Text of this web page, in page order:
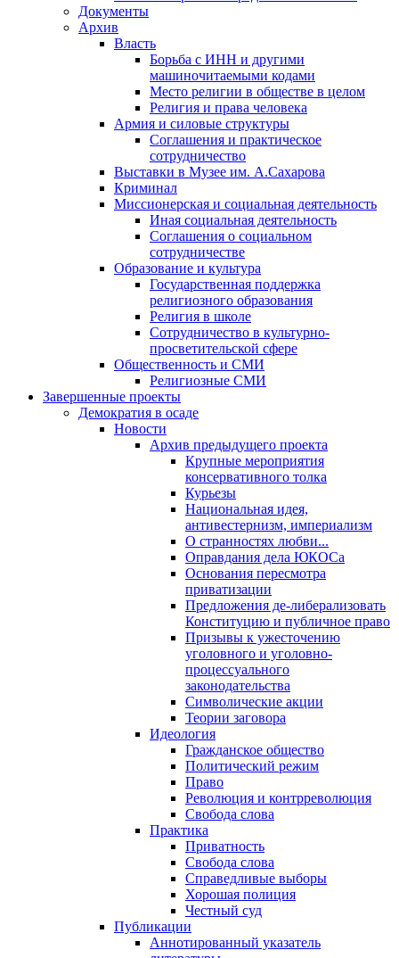
Документы
Архив
Власть
Борьба с ИНН и другими
машиночитаемыми кодами
Место религии в обществе в целом
Религия и права человека
Армия и силовые структуры
Соглашения и практическое
сотрудничество
Выставки в Музее им. А.Сахарова
Криминал
Миссионерская и социальная деятельность
Иная социальная деятельность
Соглашения о социальном
сотрудничестве
Образование и культура
Государственная поддержка
религиозного образования
Религия в школе
Сотрудничество в культурно-
просветительской сфере
Общественность и СМИ
Религиозные СМИ
Завершенные проекты
Демократия в осаде
Новости
Архив предыдущего проекта
Крупные мероприятия
консервативного толка
Курьезы
Национальная идея,
антивестернизм, империализм
О странностях любви...
Оправдания дела ЮКОСа
Основания пересмотра
приватизации
Предложения де-либерализовать
Конституцию и публичное право
Призывы к ужесточению
уголовного и уголовно-
процессуального
законодательства
Символические акции
Теории заговора
Идеология
Гражданское общество
Политический режим
Право
Революция и контрреволюция
Свобода слова
Практика
Приватность
Свобода слова
Справедливые выборы
Хорошая полиция
Честный суд
Публикации
Аннотированный указатель